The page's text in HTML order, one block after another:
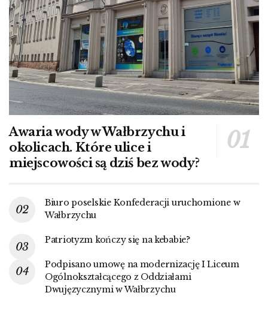
Awaria wody w Wałbrzychu i
okolicach. Które ulice i
miejscowości są dziś bez wody?
Biuro poselskie Konfederacji uruchomione w
Wałbrzychu
Patriotyzm kończy się na kebabie?
Podpisano umowę na modernizację I Liceum
Ogólnokształcącego z Oddziałami
Dwujęzycznymi w Wałbrzychu